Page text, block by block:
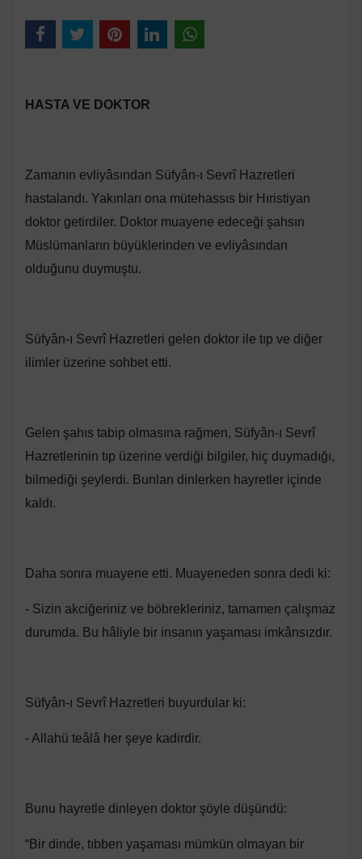
HASTA VE DOKTOR
Zamanın evliyâsından Süfyân-ı Sevrî Hazretleri
hastalandı. Yakınları ona mütehassıs bir Hıristiyan
doktor getirdiler. Doktor muayene edeceği şahsın
Müslümanların büyüklerinden ve evliyâsından
olduğunu duymuştu.
Süfyân-ı Sevrî Hazretleri gelen doktor ile tıp ve diğer
ilimler üzerine sohbet etti.
Gelen şahıs tabip olmasına rağmen, Süfyân-ı Sevrî
Hazretlerinin tıp üzerine verdiği bilgiler, hiç duymadığı,
bilmediği şeylerdi. Bunları dinlerken hayretler içinde
kaldı.
Daha sonra muayene etti. Muayeneden sonra dedi ki:
- Sizin akciğeriniz ve böbrekleriniz, tamamen çalışmaz
durumda. Bu hâliyle bir insanın yaşaması imkânsızdır.
Süfyân-ı Sevrî Hazretleri buyurdular ki:
- Allahü teâlâ her şeye kadirdir.
Bunu hayretle dinleyen doktor şöyle düşündü:
“Bir dinde, tıbben yaşaması mümkün olmayan bir